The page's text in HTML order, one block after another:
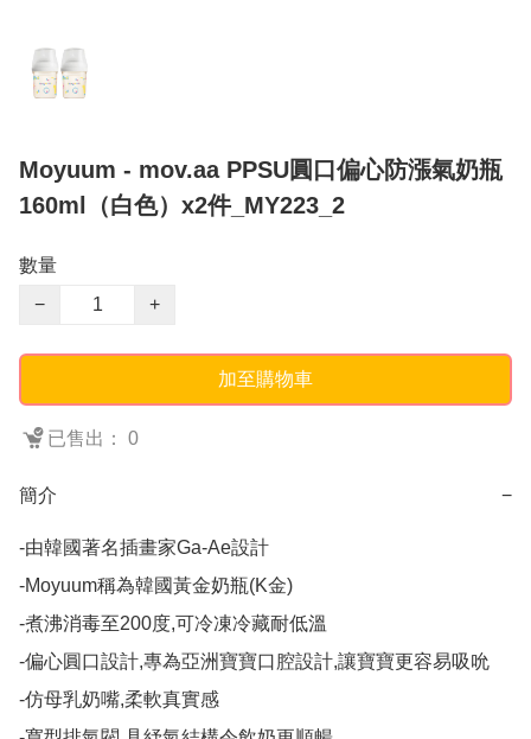
Moyuum - mov.aa PPSU圓口偏心防漲氣奶瓶
160ml（白色）x2件_MY223_2
數量
−
+
加至購物車
已售出： 0
簡介 −
-由韓國著名插畫家Ga-Ae設計
-Moyuum稱為韓國黃金奶瓶(K金)
-煮沸消毒至200度,可冷凍冷藏耐低溫
-偏心圓口設計,專為亞洲寶寶口腔設計,讓寶寶更容易吸吮
-仿母乳奶嘴,柔軟真實感